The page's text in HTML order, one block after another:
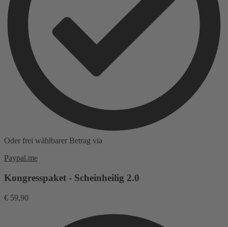
Oder frei wählbarer Betrag via
Paypal.me
Kongresspaket - Scheinheilig 2.0
€ 59,90